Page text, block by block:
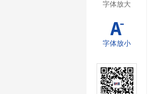
字体放大
字体放小